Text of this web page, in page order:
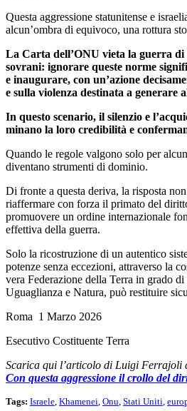
Questa aggressione statunitense e
alcun’ombra di equivoco, una rottura
La Carta dell’ONU vieta la guerra di
sovrani: ignorare queste norme
e inaugurare, con un’azione
e sulla violenza destinata a generare
In questo scenario, il silenzio e
minano la loro credibilità e
Quando le regole valgono solo per
diventano strumenti di dominio.
Di fronte a questa deriva, la risposta
riaffermare con forza il primato del
promuovere un ordine internazionale
effettiva della guerra.
Solo la ricostruzione di un autentico
potenze senza eccezioni, attraverso la
vera Federazione della Terra in grado
Uguaglianza e Natura, può restituire
Roma 1 Marzo 2026
Esecutivo Costituente Terra
Scarica qui l’articolo di Luigi Ferrajoli
Con questa aggressione il crollo del
Tags: Israele, Khamenei, Onu, Stati Uniti,